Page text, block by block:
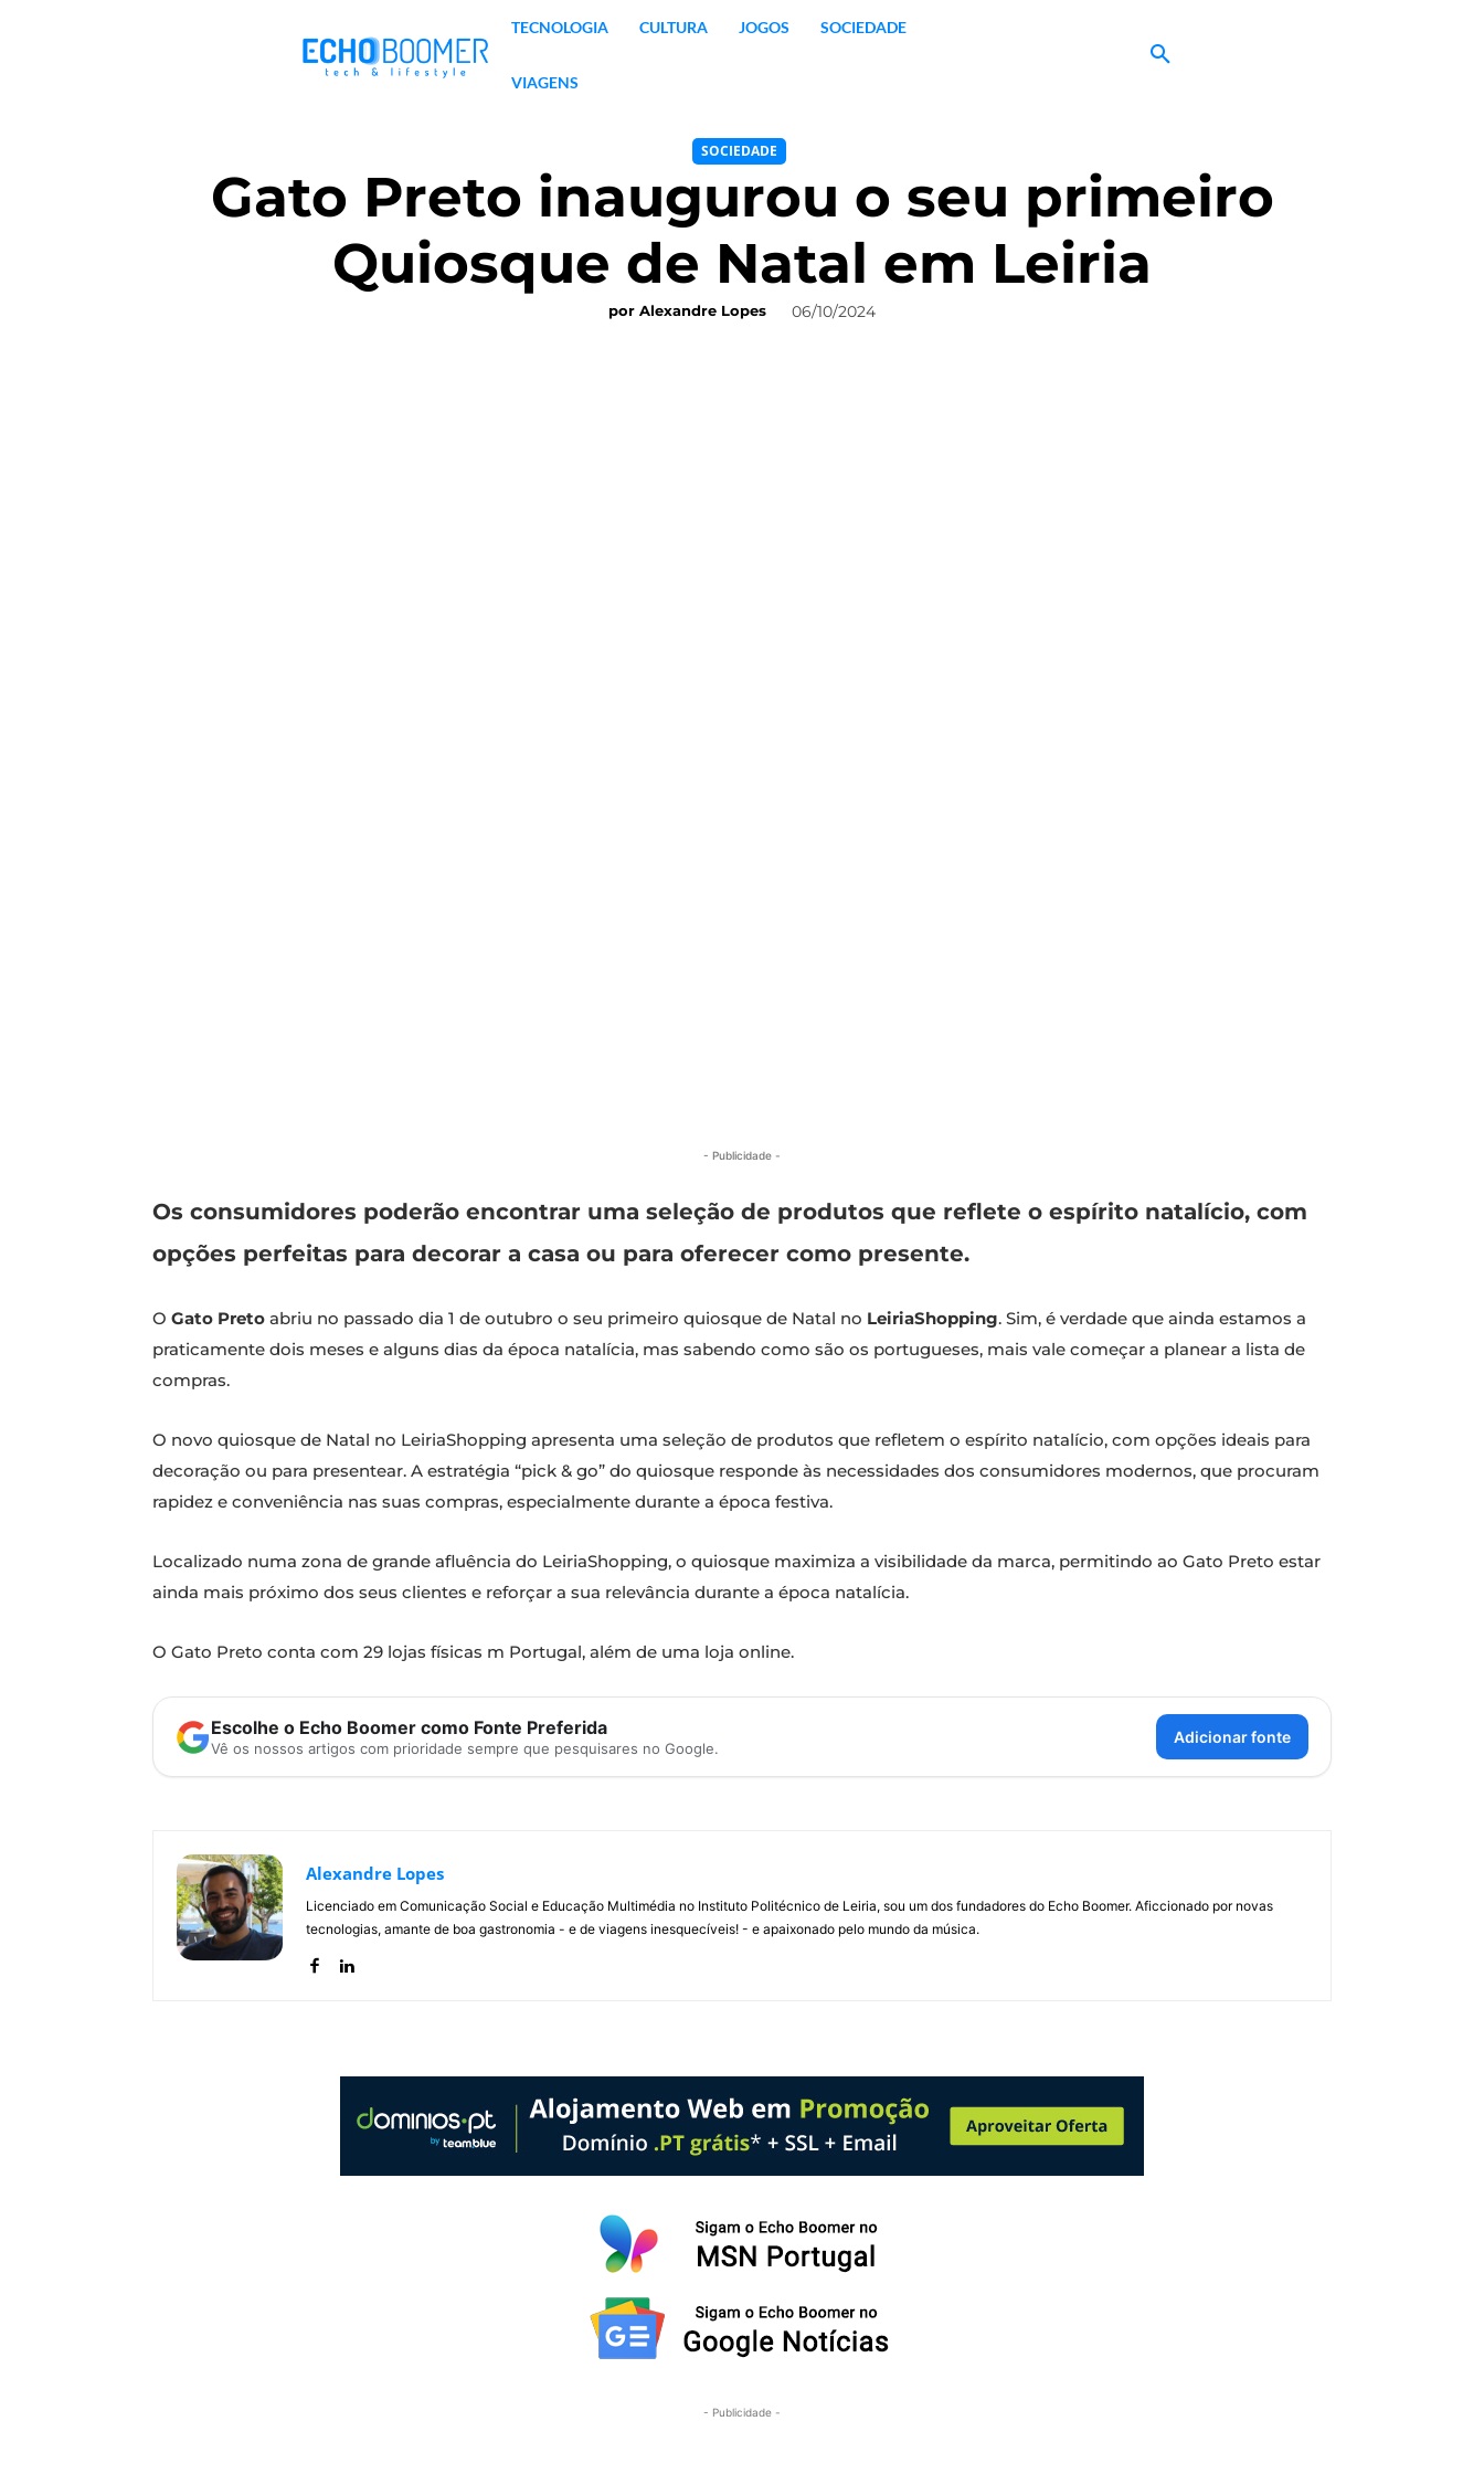
TECNOLOGIA CULTURA JOGOS SOCIEDADE
VIAGENS
SOCIEDADE
Gato Preto inaugurou o seu primeiro
Quiosque de Natal em Leiria
por Alexandre Lopes 06/10/2024
- Publicidade -
Os consumidores poderão encontrar uma seleção de produtos que reflete o espírito natalício, com
opções perfeitas para decorar a casa ou para oferecer como presente.
O Gato Preto abriu no passado dia 1 de outubro o seu primeiro quiosque de Natal no LeiriaShopping. Sim, é verdade que ainda estamos a
praticamente dois meses e alguns dias da época natalícia, mas sabendo como são os portugueses, mais vale começar a planear a lista de
compras.
O novo quiosque de Natal no LeiriaShopping apresenta uma seleção de produtos que refletem o espírito natalício, com opções ideais para
decoração ou para presentear. A estratégia “pick & go” do quiosque responde às necessidades dos consumidores modernos, que procuram
rapidez e conveniência nas suas compras, especialmente durante a época festiva.
Localizado numa zona de grande afluência do LeiriaShopping, o quiosque maximiza a visibilidade da marca, permitindo ao Gato Preto estar
ainda mais próximo dos seus clientes e reforçar a sua relevância durante a época natalícia.
O Gato Preto conta com 29 lojas físicas m Portugal, além de uma loja online.
Escolhe o Echo Boomer como Fonte Preferida
Vê os nossos artigos com prioridade sempre que pesquisares no Google.
Adicionar fonte
Alexandre Lopes
Licenciado em Comunicação Social e Educação Multimédia no Instituto Politécnico de Leiria, sou um dos fundadores do Echo Boomer. Aficcionado por novas
tecnologias, amante de boa gastronomia - e de viagens inesquecíveis! - e apaixonado pelo mundo da música.
- Publicidade -